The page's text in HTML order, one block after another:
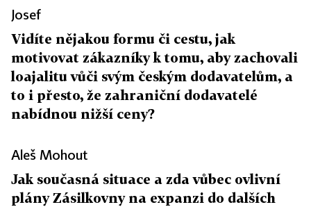
Josef
Vidíte nějakou formu či cestu, jak
motivovat zákazníky k tomu, aby zachovali
loajalitu vůči svým českým dodavatelům, a
to i přesto, že zahraniční dodavatelé
nabídnou nižší ceny?
Aleš Mohout
Jak současná situace a zda vůbec ovlivní
plány Zásilkovny na expanzi do dalších